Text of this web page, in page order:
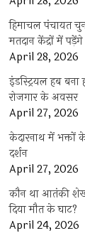
हिमाचल पंचायत
मतदान केंद्रों में
April 28, 2026
इंडस्ट्रियल हब
रोजगार के अवसर
April 27, 2026
केदारनाथ में भक्तों
दर्शन
April 27, 2026
कौन था आतंकी शेख
दिया मौत के घाट?
April 24, 2026